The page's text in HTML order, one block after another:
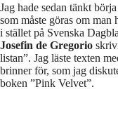
Jag hade sedan tänkt
som måste göras om man
i stället på Svenska
Josefin de Gregorio
listan”. Jag läste texten
brinner för, som jag
boken ”Pink Velvet”.